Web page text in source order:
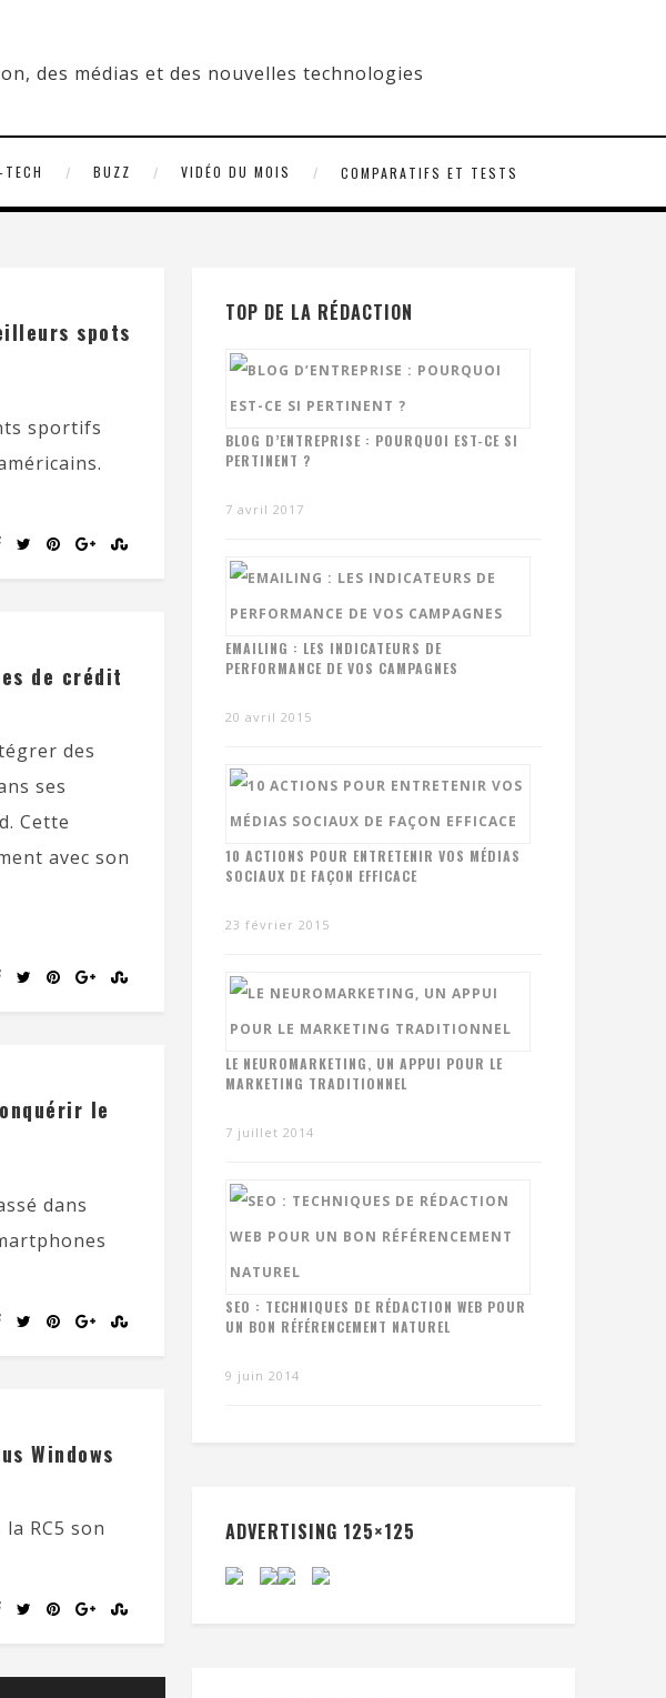
BUZZ VIDÉO DU MOIS COMPARATIFS ET TESTS
spots
sportifs
de crédit
des
ses
Cette
avec son
le
dans
Windows
RC5 son
TOP DE LA RÉDACTION
BLOG D’ENTREPRISE : POURQUOI EST-CE SI
PERTINENT ?
7 avril 2017
EMAILING : LES INDICATEURS DE
PERFORMANCE DE VOS CAMPAGNES
20 avril 2015
10 ACTIONS POUR ENTRETENIR VOS MÉDIAS
SOCIAUX DE FAÇON EFFICACE
23 février 2015
LE NEUROMARKETING, UN APPUI POUR LE
MARKETING TRADITIONNEL
7 juillet 2014
SEO : TECHNIQUES DE RÉDACTION WEB POUR
UN BON RÉFÉRENCEMENT NATUREL
9 juin 2014
ADVERTISING 125×125